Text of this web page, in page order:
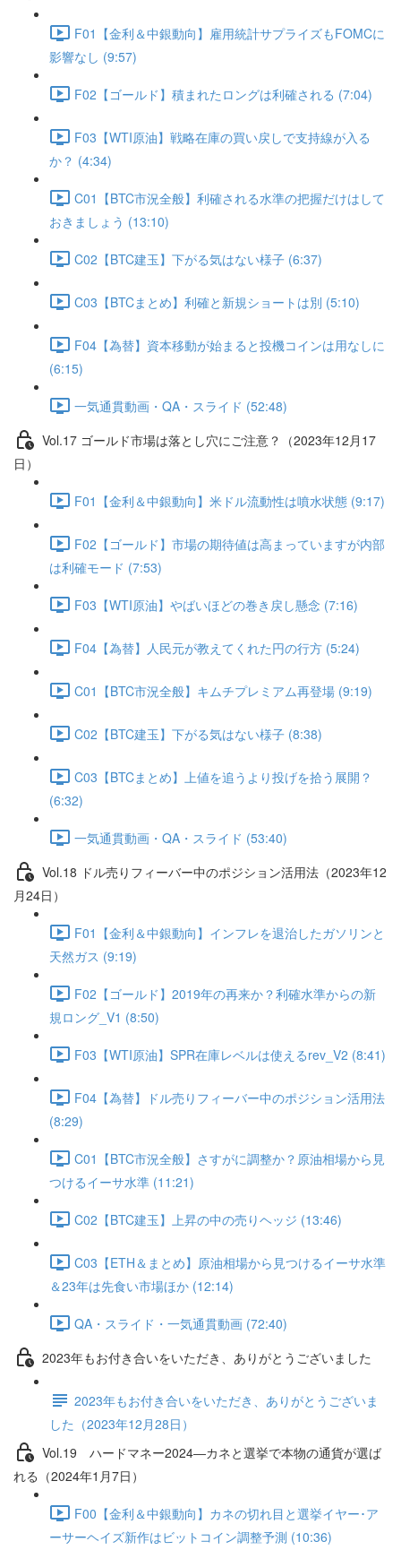
F01【金利＆中銀動向】雇用統計サプライズもFOMCに
影響なし (9:57)
F02【ゴールド】積まれたロングは利確される (7:04)
F03【WTI原油】戦略在庫の買い戻しで支持線が入る
か？ (4:34)
C01【BTC市況全般】利確される水準の把握だけはして
おきましょう (13:10)
C02【BTC建玉】下がる気はない様子 (6:37)
C03【BTCまとめ】利確と新規ショートは別 (5:10)
F04【為替】資本移動が始まると投機コインは用なしに
(6:15)
一気通貫動画・QA・スライド (52:48)
Vol.17 ゴールド市場は落とし穴にご注意？（2023年12月17
日）
F01【金利＆中銀動向】米ドル流動性は噴水状態 (9:17)
F02【ゴールド】市場の期待値は高まっていますが内部
は利確モード (7:53)
F03【WTI原油】やばいほどの巻き戻し懸念 (7:16)
F04【為替】人民元が教えてくれた円の行方 (5:24)
C01【BTC市況全般】キムチプレミアム再登場 (9:19)
C02【BTC建玉】下がる気はない様子 (8:38)
C03【BTCまとめ】上値を追うより投げを拾う展開？
(6:32)
一気通貫動画・QA・スライド (53:40)
Vol.18 ドル売りフィーバー中のポジション活用法（2023年12
月24日）
F01【金利＆中銀動向】インフレを退治したガソリンと
天然ガス (9:19)
F02【ゴールド】2019年の再来か？利確水準からの新
規ロング_V1 (8:50)
F03【WTI原油】SPR在庫レベルは使えるrev_V2 (8:41)
F04【為替】ドル売りフィーバー中のポジション活用法
(8:29)
C01【BTC市況全般】さすがに調整か？原油相場から見
つけるイーサ水準 (11:21)
C02【BTC建玉】上昇の中の売りヘッジ (13:46)
C03【ETH＆まとめ】原油相場から見つけるイーサ水準
＆23年は先食い市場ほか (12:14)
QA・スライド・一気通貫動画 (72:40)
2023年もお付き合いをいただき、ありがとうございました
2023年もお付き合いをいただき、ありがとうございま
した（2023年12月28日）
Vol.19 ハードマネー2024―カネと選挙で本物の通貨が選ば
れる（2024年1月7日）
F00【金利＆中銀動向】カネの切れ目と選挙イヤー･ア
ーサーヘイズ新作はビットコイン調整予測 (10:36)